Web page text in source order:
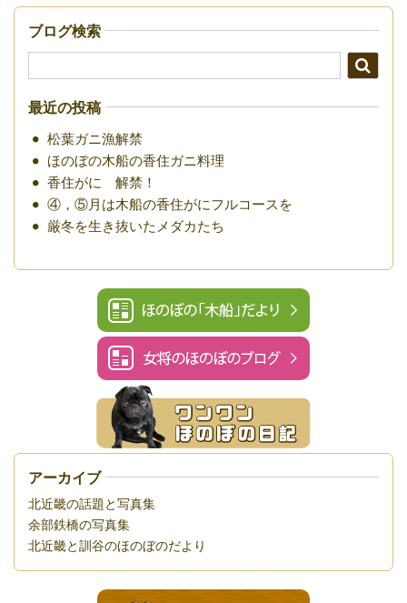
ブログ検索
最近の投稿
松葉ガニ漁解禁
ほのぼの木船の香住ガニ料理
香住がに 解禁！
④，⑤月は木船の香住がにフルコースを
厳冬を生き抜いたメダカたち
アーカイブ
北近畿の話題と写真集
余部鉄橋の写真集
北近畿と訓谷のほのぼのだより